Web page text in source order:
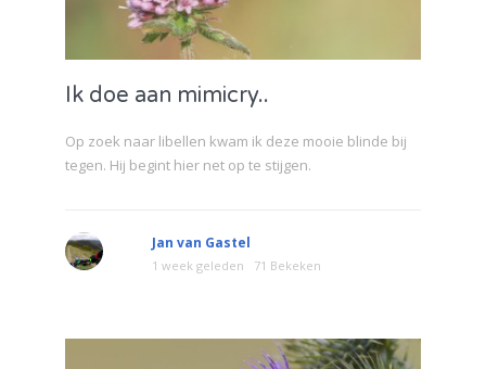
Ik doe aan mimicry..
Op zoek naar libellen kwam ik deze mooie blinde bij
tegen. Hij begint hier net op te stijgen.
Jan van Gastel
1 week geleden 71 Bekeken